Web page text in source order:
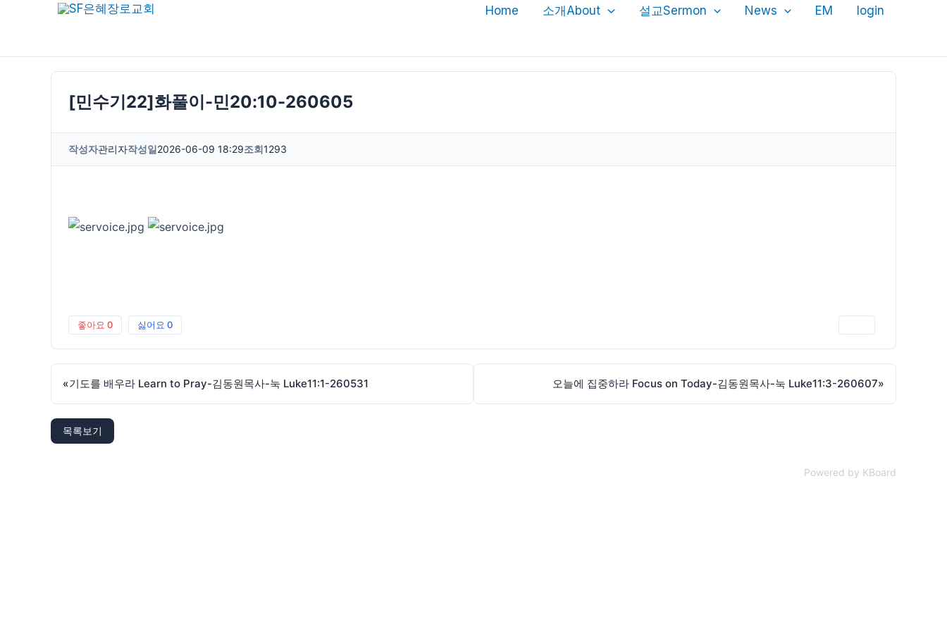
츠
Home 소개About 설교Sermon News EM login
[민수기22]화풀이-민20:10-260605
작성자관리자작성일2026-06-09 18:29조회1293
좋아요 0 싫어요 0
«기도를 배우라 Learn to Pray-김동원목사-눅 Luke11:1-260531 오늘에 집중하라 Focus on Today-김동원목사-눅 Luke11:3-260607»
목록보기
Powered by KBoard